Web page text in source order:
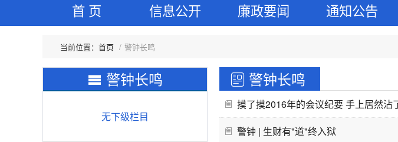
首 页 信息公开 廉政要闻 通知公告
首页 警钟长鸣
警钟长鸣
摸了摸2016年的会议纪要 手上居然
警钟 | 生财有"道"终入狱
警钟长鸣
无下级栏目